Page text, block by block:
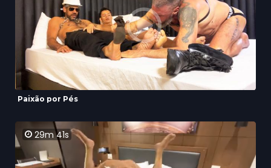
Paixão por Pés
29m 41s